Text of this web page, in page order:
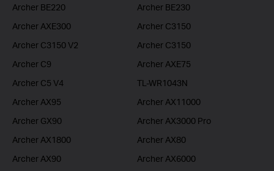
Archer BE220
Archer BE230
Archer AXE300
Archer C3150
Archer C3150 V2
Archer C3150
Archer C9
Archer AXE75
Archer C5 V4
TL-WR1043N
Archer AX95
Archer AX11000
Archer GX90
Archer AX3000 Pro
Archer AX1800
Archer AX80
Archer AX90
Archer AX6000